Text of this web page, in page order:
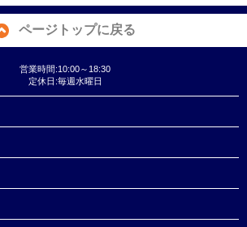
ページトップに戻る
営業時間:10:00～18:30
定休日:毎週水曜日